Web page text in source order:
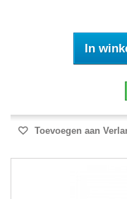
In
Toevoegen aan